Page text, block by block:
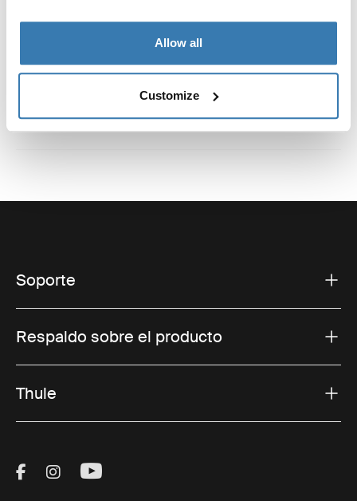
Allow all
Customize
Toggle guides and instructions
Soporte
Respaldo sobre el producto
Thule
Visit Thule on Facebook (external link)
Visit Thule on Instagram (external link)
Visit Thule on Youtube (external